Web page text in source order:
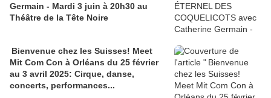
Germain - Mardi 3 juin à 20h30 au
Théâtre de la Tête Noire
Bienvenue chez les Suisses! Meet
Mit Com Con à Orléans du 25 février
au 3 avril 2025: Cirque, danse,
concerts, performances...